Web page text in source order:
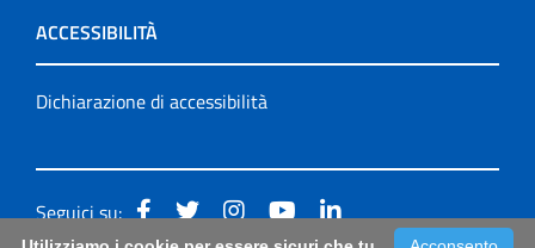
ACCESSIBILITÀ
Dichiarazione di accessibilità
Seguici su: